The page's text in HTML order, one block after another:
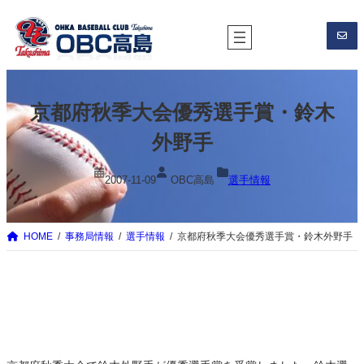
を
ス
ッ
プ
京都府秋季大会優秀選手賞・鈴木
外野手
2007-11-09 OBC高島 選手情報
HOME 事務局情報 選手情報 京都府秋季大会優秀選手賞・鈴木外野手